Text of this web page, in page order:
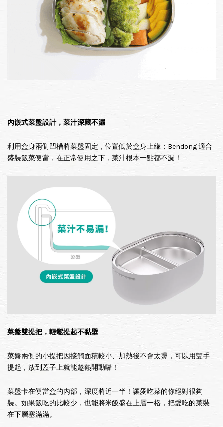
內嵌式菜盤設計，菜汁深藏不漏
利用盒身兩側凹槽將菜盤固定，位置低於盒身上緣；Bendong 適合
盛裝飯菜便當，在正常使用之下，菜汁根本一點都不漏！
菜盤雙提把，輕鬆提起不黏壁
菜盤兩側的小提把因接觸面積較小、加熱後不會太燙，可以用雙手
提起，放到蓋子上就能趁熱開動囉！
菜盤卡在便當盒的內部，深度將近一半！讓愛吃菜的你絕對很夠
裝。如果飯吃的比較少，也能將米飯盛在上層一格，把愛吃的菜裝
在下層塞滿滿。